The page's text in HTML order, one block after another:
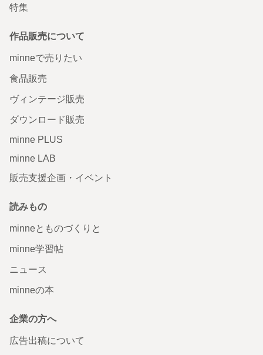
特集
作品販売について
minneで売りたい
食品販売
ヴィンテージ販売
ダウンロード販売
minne PLUS
minne LAB
販売支援企画・イベント
読みもの
minneとものづくりと
minne学習帖
ニュース
minneの本
企業の方へ
広告出稿について